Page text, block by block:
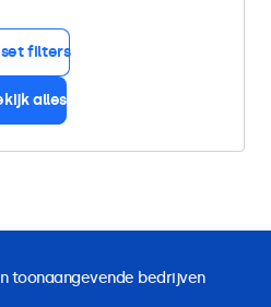
filters
alles
toonaangevende bedrijven